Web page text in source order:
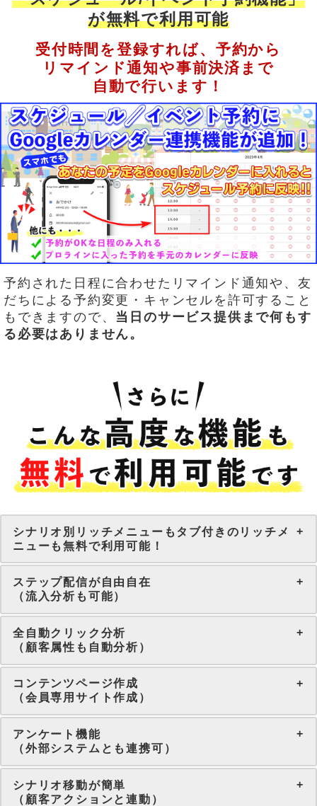
が無料で利用可能
受付時間を登録すれば、予約から
リマインド通知や事前決済まで
自動で行います！
予約された日程に合わせたリマインド通知や、友
だちによる予約変更・キャンセルを許可すること
もできますので、 当日のサービス提供まで何もす
る必要はありません。
シナリオ別リッチメニューもタブ付きのリッチメ
ニューも無料で利用可能！
ステップ配信が自由自在
（流入分析も可能）
全自動クリック分析
（顧客属性も自動分析）
コンテンツページ作成
（会員専用サイト作成）
アンケート機能
（外部システムとも連携可）
シナリオ移動が簡単
（顧客アクションと連動）